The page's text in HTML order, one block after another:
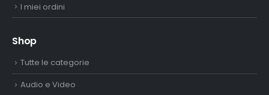
I miei ordini
Shop
Tutte le categorie
Audio e Video